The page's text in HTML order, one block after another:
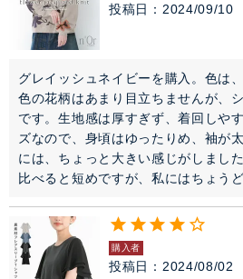
投稿日 2024/09/10
グレイッシュネイビーを購入。色は
色の花柄はあまり目立ちませんが、
です。生地感は厚すぎず、着回しや
ズなので、身頃はゆったりめ、袖が
には、ちょっと大きい感じがしまし
比べると短めですが、私にはちょう
購入者
投稿日 2024/08/02